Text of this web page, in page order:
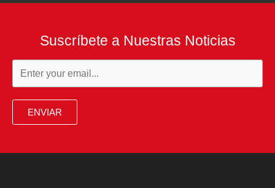
Suscríbete a Nuestras Noticias
ENVIAR